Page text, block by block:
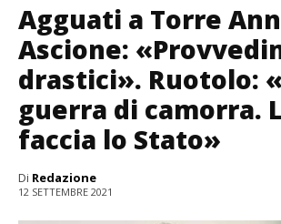
Agguati a Torre
Ascione:
drastici». Ruotolo:
guerra di camorra.
faccia lo Stato»
Di Redazione
12 SETTEMBRE 2021